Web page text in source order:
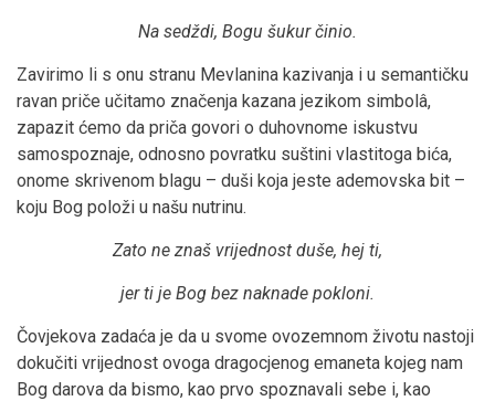
Na sedždi, Bogu šukur činio.
Zavirimo li s onu stranu Mevlanina kazivanja i u semantičku
ravan priče učitamo značenja kazana jezikom simbolâ,
zapazit ćemo da priča govori o duhovnome iskustvu
samospoznaje, odnosno povratku suštini vlastitoga bića,
onome skrivenom blagu – duši koja jeste ademovska bit –
koju Bog položi u našu nutrinu.
Zato ne znaš vrijednost duše, hej ti,
jer ti je Bog bez naknade pokloni.
Čovjekova zadaća je da u svome ovozemnom životu nastoji
dokučiti vrijednost ovoga dragocjenog emaneta kojeg nam
Bog darova da bismo, kao prvo spoznavali sebe i, kao